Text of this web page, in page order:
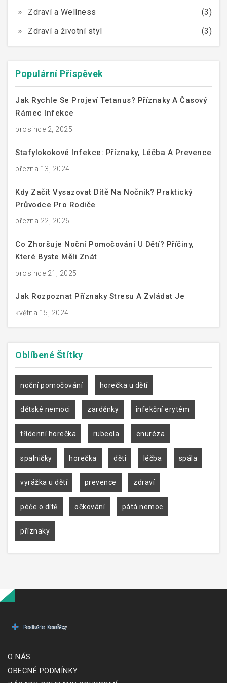
Zdraví a Wellness
(3)
Zdraví a životní styl
(3)
Populární Příspěvek
Jak Rychle Se Projeví Tetanus? Příznaky A Časový
Rámec Infekce
prosince 2, 2025
Stafylokokové Infekce: Příznaky, Léčba A Prevence
března 13, 2024
Kdy Začít Vysazovat Dítě Na Nočník? Praktický
Průvodce Pro Rodiče
března 22, 2026
Co Zhoršuje Noční Pomočování U Dětí? Příčiny,
Které Byste Měli Znát
prosince 21, 2025
Jak Rozpoznat Příznaky Stresu A Zvládat Je
května 15, 2024
Oblíbené Štítky
noční pomočování horečka u dětí
dětské nemoci zarděnky infekční erytém
třídenní horečka rubeola enuréza
spalničky horečka děti léčba spála
vyrážka u dětí prevence zdraví
péče o dítě očkování pátá nemoc
příznaky
O NÁS
OBECNÉ PODMÍNKY